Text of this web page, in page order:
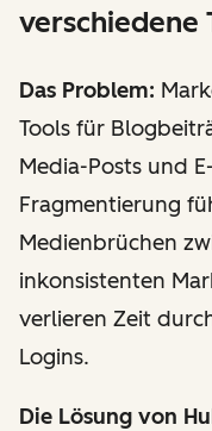
verschiedene
Das Problem:
Tools für
Media-Posts und
Fragmentierung
Medienbrüchen
inkonsistenten
verlieren Zeit
Logins.
Die Lösung von